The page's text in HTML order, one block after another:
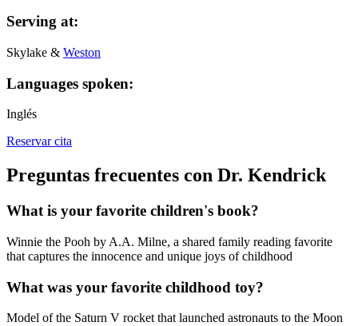
Serving at:
Skylake & Weston
Languages spoken:
Inglés
Reservar cita
Preguntas frecuentes con Dr. Kendrick
What is your favorite children's book?
Winnie the Pooh by A.A. Milne, a shared family reading favorite
that captures the innocence and unique joys of childhood
What was your favorite childhood toy?
Model of the Saturn V rocket that launched astronauts to the Moon